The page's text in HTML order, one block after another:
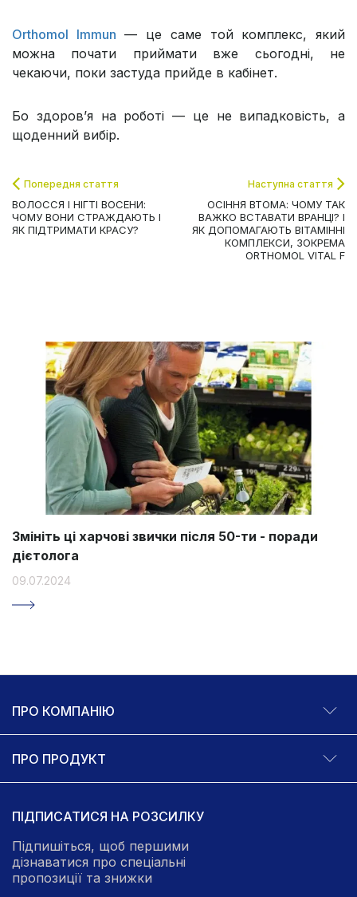
Змініть ці харчові звички після 50-ти - поради
дієтолога
09.07.2024
Orthomol Immun — це саме той комплекс, який
можна почати приймати вже сьогодні, не
чекаючи, поки застуда прийде в кабінет.
Бо здоров’я на роботі — це не випадковість, а
щоденний вибір.
Попередня стаття
ВОЛОССЯ І НІГТІ ВОСЕНИ:
ЧОМУ ВОНИ СТРАЖДАЮТЬ І
ЯК ПІДТРИМАТИ КРАСУ?
Наступна стаття
ОСІННЯ ВТОМА: ЧОМУ ТАК
ВАЖКО ВСТАВАТИ ВРАНЦІ? І
ЯК ДОПОМАГАЮТЬ ВІТАМІННІ
КОМПЛЕКСИ, ЗОКРЕМА
ORTHOMOL VITAL F
ПРО КОМПАНІЮ
ПРО ПРОДУКТ
ПІДПИСАТИСЯ НА РОЗСИЛКУ
Підпишіться, щоб першими
дізнаватися про спеціальні
пропозиції та знижки